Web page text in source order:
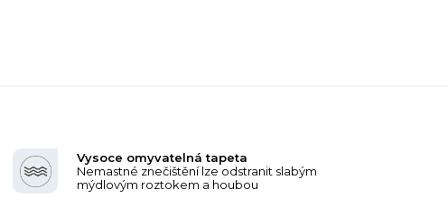
Vysoce omyvatelná tapeta
Nemastné znečištění lze odstranit slabým
mýdlovým roztokem a houbou